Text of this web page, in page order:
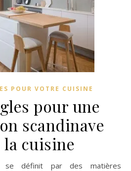
POUR VOTRE CUISINE
pour une
scandinave
la cuisine